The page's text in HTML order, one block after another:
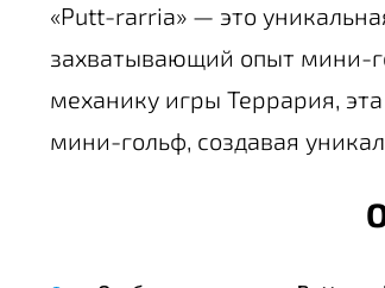
«Putt-rarria» — это
захватывающий опыт мини-
механику игры Террария,
мини-гольф, создавая